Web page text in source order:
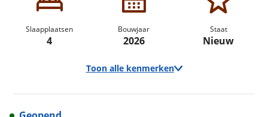
Slaapplaatsen
4
Bouwjaar
2026
Staat
Nieuw
Toon alle kenmerken